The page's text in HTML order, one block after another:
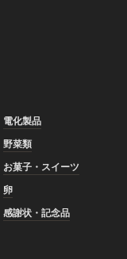
電化製品
野菜類
お菓子・スイーツ
卵
感謝状・記念品